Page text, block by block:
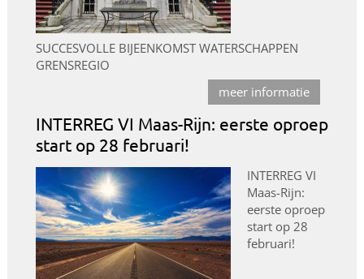
SUCCESVOLLE BIJEENKOMST WATERSCHAPPEN
GRENSREGIO
meer informatie
INTERREG VI Maas-Rijn: eerste oproep
start op 28 februari!
INTERREG VI
Maas-Rijn:
eerste oproep
start op 28
februari!